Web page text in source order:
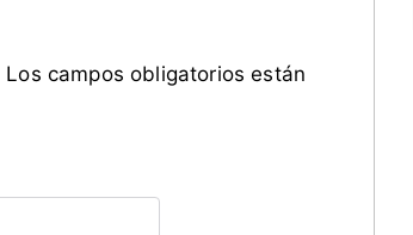
Los campos obligatorios están